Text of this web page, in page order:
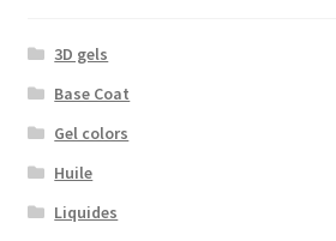
3D gels
Base Coat
Gel colors
Huile
Liquides